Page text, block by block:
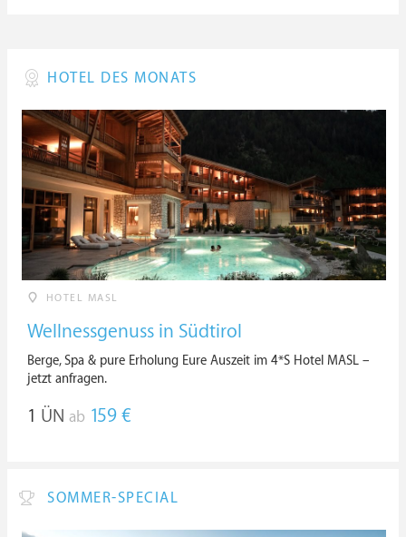
HOTEL DES MONATS
HOTEL MASL
Wellnessgenuss in Südtirol
Berge, Spa & pure Erholung Eure Auszeit im 4*S Hotel MASL –
jetzt anfragen.
1 ÜN ab 159 €
SOMMER-SPECIAL